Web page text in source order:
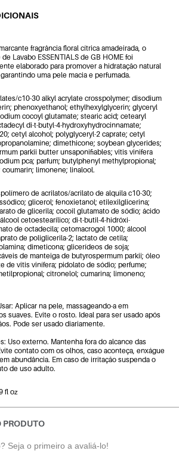
fragrância floral cítrica amadeirada, o
Lavabo ESSENTIALS de GB HOME foi
elaborado para promover a hidratação natural
uma pele macia e perfumada.
c10-30 alkyl acrylate crosspolymer; disodium
phenoxyethanol; ethylhexylglycerin; glyceryl
cocoyl glutamate; stearic acid; cetearyl
di-t-butyl-4-hydroxyhydrocinnamate;
cetyl alcohol; polyglyceryl-2 caprate; cetyl
dimethicone; soybean glycerides;
parkii butter unsaponifiables; vitis vinifera
pca; parfum; butylphenyl methylpropional;
limonene; linalool.
de acrilatos/acrilato de alquila c10-30;
glicerol; fenoxietanol; etilexilglicerina;
de glicerila; cocoil glutamato de sódio; ácido
cetoestearílico; di-t-butil-4-hidróxi-
de octadecila; cetomacrogol 1000; álcool
de poliglicerila-2; lactato de cetila;
dimeticona; glicerídeos de soja;
de manteiga de butyrospermum parkii; óleo
de vitis vinífera; pidolato de sódio; perfume;
citronelol; cumarina; limoneno;
Aplicar na pele, massageando-a em
suaves. Evite o rosto. Ideal para ser usado após
Pode ser usado diariamente.
Uso externo. Mantenha fora do alcance das
contato com os olhos, caso aconteça, enxágue
abundância. Em caso de irritação suspenda o
de uso adulto.
fl oz
PRODUTO
Seja o primeiro a avaliá-lo!